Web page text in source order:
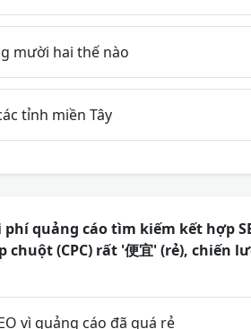
mười hai thế nào
tỉnh miền Tây
quảng cáo tìm kiếm kết hợp
(CPC) rất '便宜' (rẻ), chiến
vì quảng cáo đã quá rẻ